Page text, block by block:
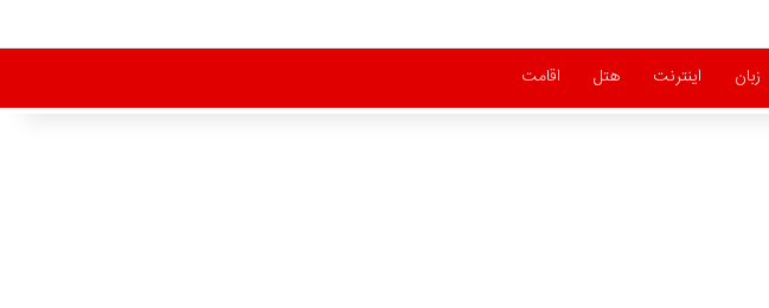
زبان اینترنت هتل اقامت